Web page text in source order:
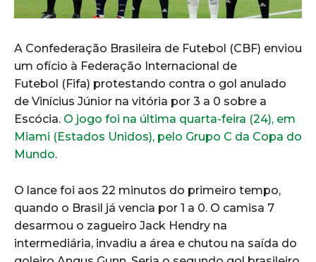
A Confederação Brasileira de Futebol (CBF) enviou
um ofício à Federação Internacional de
Futebol (Fifa) protestando contra o gol anulado
de Vinícius Júnior na vitória por 3 a 0 sobre a
Escócia. O jogo foi na última quarta-feira (24), em
Miami (Estados Unidos), pelo Grupo C da Copa do
Mundo.
O lance foi aos 22 minutos do primeiro tempo,
quando o Brasil já vencia por 1 a 0. O camisa 7
desarmou o zagueiro Jack Hendry na
intermediária, invadiu a área e chutou na saída do